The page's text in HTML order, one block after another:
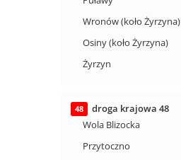
Wronów (koło Żyrzyna)
Osiny (koło Żyrzyna)
Żyrzyn
48
droga krajowa 48
Wola Blizocka
Przytoczno